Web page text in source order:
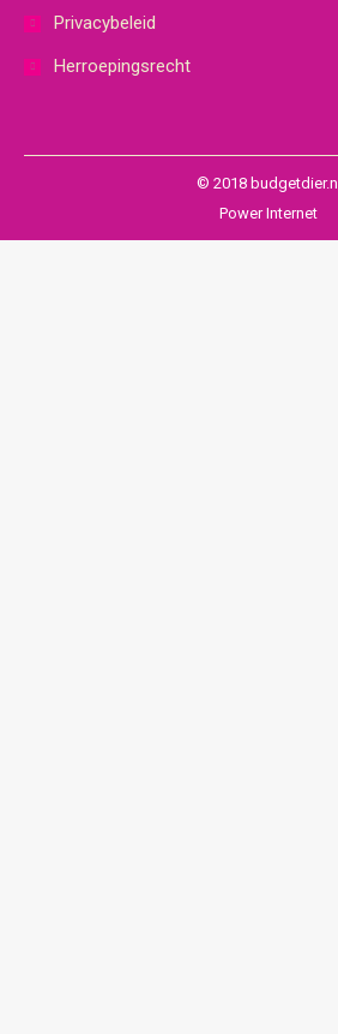
Privacybeleid
Herroepingsrecht
© 2018 budgetdier.nl
Power Internet